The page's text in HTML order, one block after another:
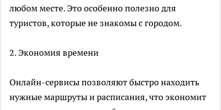
любом месте. Это особенно полезно для
туристов, которые не знакомы с городом.
2. Экономия времени
Онлайн-сервисы позволяют быстро находить
нужные маршруты и расписания, что экономит